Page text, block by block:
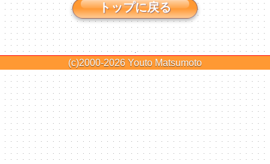
トップに戻る
(c)2000-2026 Youto Matsumoto